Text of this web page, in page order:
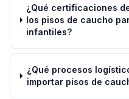
¿Qué certificaciones
los pisos de caucho
infantiles?
¿Qué procesos
importar pisos de